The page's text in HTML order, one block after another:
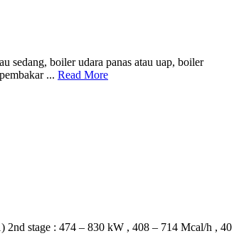
sedang, boiler udara panas atau uap, boiler
... Read More
stage : 474 – 830 kW , 408 – 714 Mcal/h , 40